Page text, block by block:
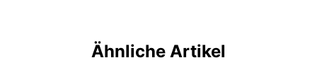
Ähnliche Artikel